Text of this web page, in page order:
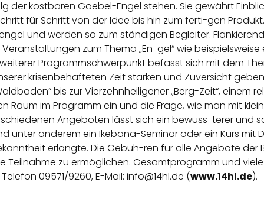
der kostbaren Goebel-Engel stehen. Sie gewährt
für Schritt von der Idee bis hin zum ferti-gen
und werden so zum ständigen Begleiter.
zum Thema „En-gel“ wie
Programmschwerpunkt befasst sich mit dem
krisenbehafteten Zeit stärken und Zuversicht
bis zur Vierzehnheiligener „Berg-Zeit“, einem
Raum im Programm ein und die Frage, wie man mit
Angeboten lässt sich ein bewuss-terer und
unter anderem ein Ikebana-Seminar oder ein Kurs mit
erlangte. Die Gebüh-ren für alle Angebote der
Teilnahme zu ermöglichen. Gesamtprogramm und
09571/9260, E-Mail: info@14hl.de (www.14hl.de).